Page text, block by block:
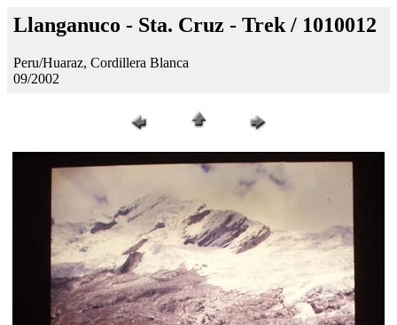
Llanganuco - Sta. Cruz - Trek / 1010012
Peru/Huaraz, Cordillera Blanca
09/2002